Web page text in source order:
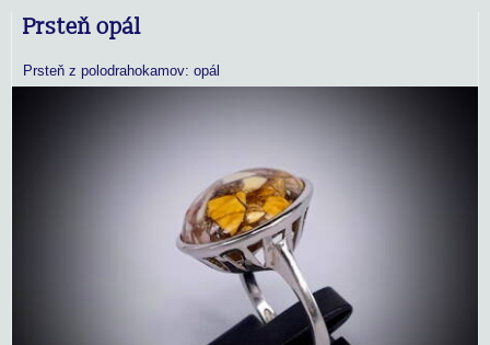
Prsteň opál
Prsteň z polodrahokamov: opál